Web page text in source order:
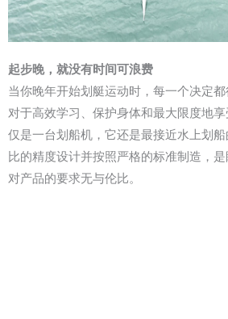
起步晚，就没有时间可浪费
当你晚年开始划艇运动时，每一个决定
对于高效学习、保护身体和最大限度地
仅是一台划船机，它还是最接近水上划
比的精度设计并按照严格的标准制造，
对产品的要求无与伦比。